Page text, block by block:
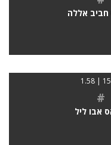
חביב אללה
#
אבו ליל